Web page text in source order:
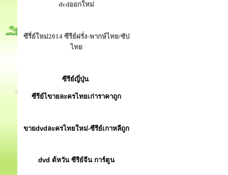
dvdออกใหม่
ซีรี่ย์ใหม่2014 ซีรีย์ฝรั่ง-พากษ์ไทย/ซัป
ไทย
ซีรีย์ญี่ปุ่น
ซีรีย์ไขายละครไทยเก่าราคาถูก
ขายdvdละครไทยใหม่-ซีรีย์เกาหลีถูก
dvd ต้หวัน ซีรีย์จีน การ์ตูน